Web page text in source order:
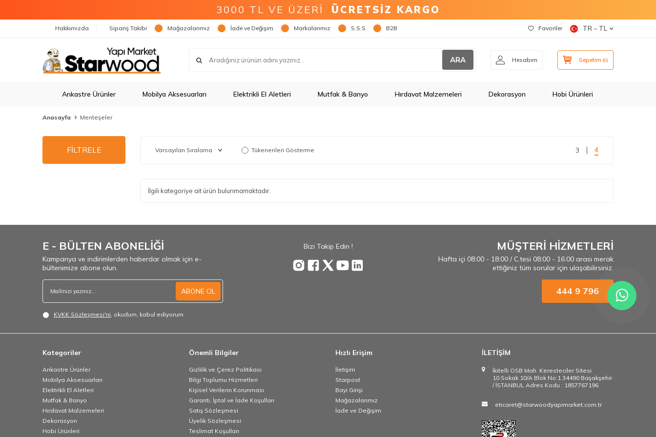
3000 TL VE ÜZERİ ÜCRETSİZ KARGO
Hakkımızda Sipariş Takibi Mağazalarımız İade ve Değişim Markalarımız S.S.S B2B Favoriler TR − TL
ARA Hesabım Sepetim (0)
Ankastre Ürünler Mobilya Aksesuarları Elektrikli El Aletleri Mutfak & Banyo Hırdavat Malzemeleri Dekorasyon Hobi Ürünleri
Anasayfa Menteşeler
FİLTRELE Tükenenleri Gösterme 3 4
İlgili kategoriye ait ürün bulunmamaktadır.
E - BÜLTEN ABONELİĞİ
Kampanya ve indirimlerden haberdar olmak için e-
bültenimize abone olun.
ABONE OL
KVKK Sözleşmesi'ni, okudum, kabul ediyorum.
Bizi Takip Edin ! MÜŞTERİ HİZMETLERİ
Hafta içi 08:00 - 18:00 / C.tesi 08:00 - 16:00 arası merak
ettiğiniz tüm sorular için ulaşabilirsiniz.
444 9 796
Kategoriler
Ankastre Ürünler
Mobilya Aksesuarları
Elektrikli El Aletleri
Mutfak & Banyo
Hırdavat Malzemeleri
Dekorasyon
Hobi Ürünleri
Önemli Bilgiler
Gizlilik ve Çerez Politikası
Bilgi Toplumu Hizmetleri
Kişisel Verilerin Korunması
Garanti, İptal ve İade Koşulları
Satış Sözleşmesi
Üyelik Sözleşmesi
Teslimat Koşulları
Hızlı Erişim
İletişim
Starpost
Bayi Girişi
Mağazalarımız
İade ve Değişim
İLETİŞİM
İkitelli OSB Mah. Keresteciler Sitesi
10.Sokak 10/A Blok No:1 34490 Başakşehir
/ İSTANBUL Adres Kodu : 1857767196
eticaret@starwoodyapimarket.com.tr